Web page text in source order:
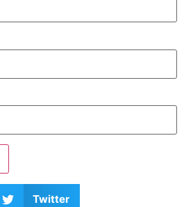
Twitter